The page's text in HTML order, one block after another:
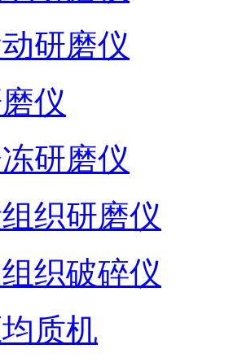
研磨仪
仪
研磨仪
织研磨仪
织破碎仪
质机